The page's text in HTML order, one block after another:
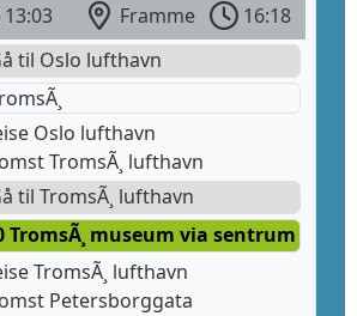
13:03 Framme
16:18
til Oslo lufthavn
Oslo lufthavn
TromsÃ¸ lufthavn
til TromsÃ¸ lufthavn
TromsÃ¸ museum via sentrum
TromsÃ¸ lufthavn
Petersborggata